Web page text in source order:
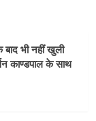
बाद भी नहीं खुली
काण्डपाल के साथ